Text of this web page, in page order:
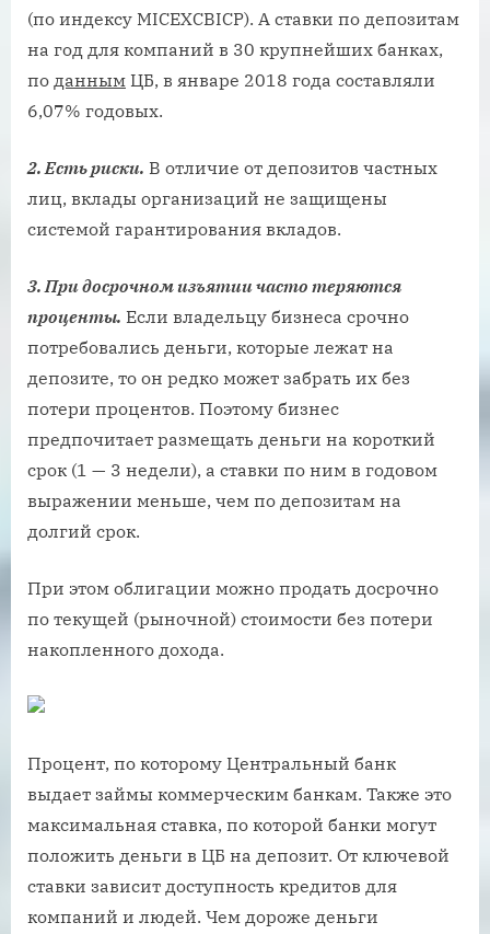
(по индексу MICEXCBICP). А ставки по депозитам
на год для компаний в 30 крупнейших банках,
по данным ЦБ, в январе 2018 года составляли
6,07% годовых.
2. Есть риски. В отличие от депозитов частных
лиц, вклады организаций не защищены
системой гарантирования вкладов.
3. При досрочном изъятии часто теряются
проценты. Если владельцу бизнеса срочно
потребовались деньги, которые лежат на
депозите, то он редко может забрать их без
потери процентов. Поэтому бизнес
предпочитает размещать деньги на короткий
срок (1 — 3 недели), а ставки по ним в годовом
выражении меньше, чем по депозитам на
долгий срок.
При этом облигации можно продать досрочно
по текущей (рыночной) стоимости без потери
накопленного дохода.
Процент, по которому Центральный банк
выдает займы коммерческим банкам. Также это
максимальная ставка, по которой банки могут
положить деньги в ЦБ на депозит. От ключевой
ставки зависит доступность кредитов для
компаний и людей. Чем дороже деньги